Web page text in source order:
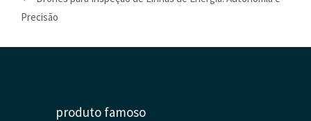
Precisão
produto famoso